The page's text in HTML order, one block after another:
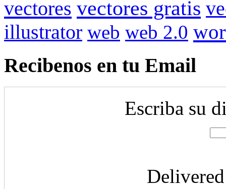
vectores vectores gratis
illustrator web web 2.0
Recibenos en tu Email
Escriba su